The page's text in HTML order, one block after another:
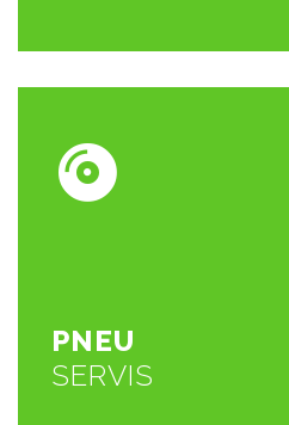
PNEU
SERVIS
PNEU
SERVIS
ZOBRAZIT VÍCE